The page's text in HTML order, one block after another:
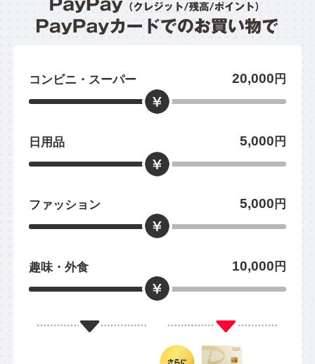
コンビニ・スーパー 20,000 円
日用品 5,000 円
ファッション 5,000 円
趣味・外食 10,000 円